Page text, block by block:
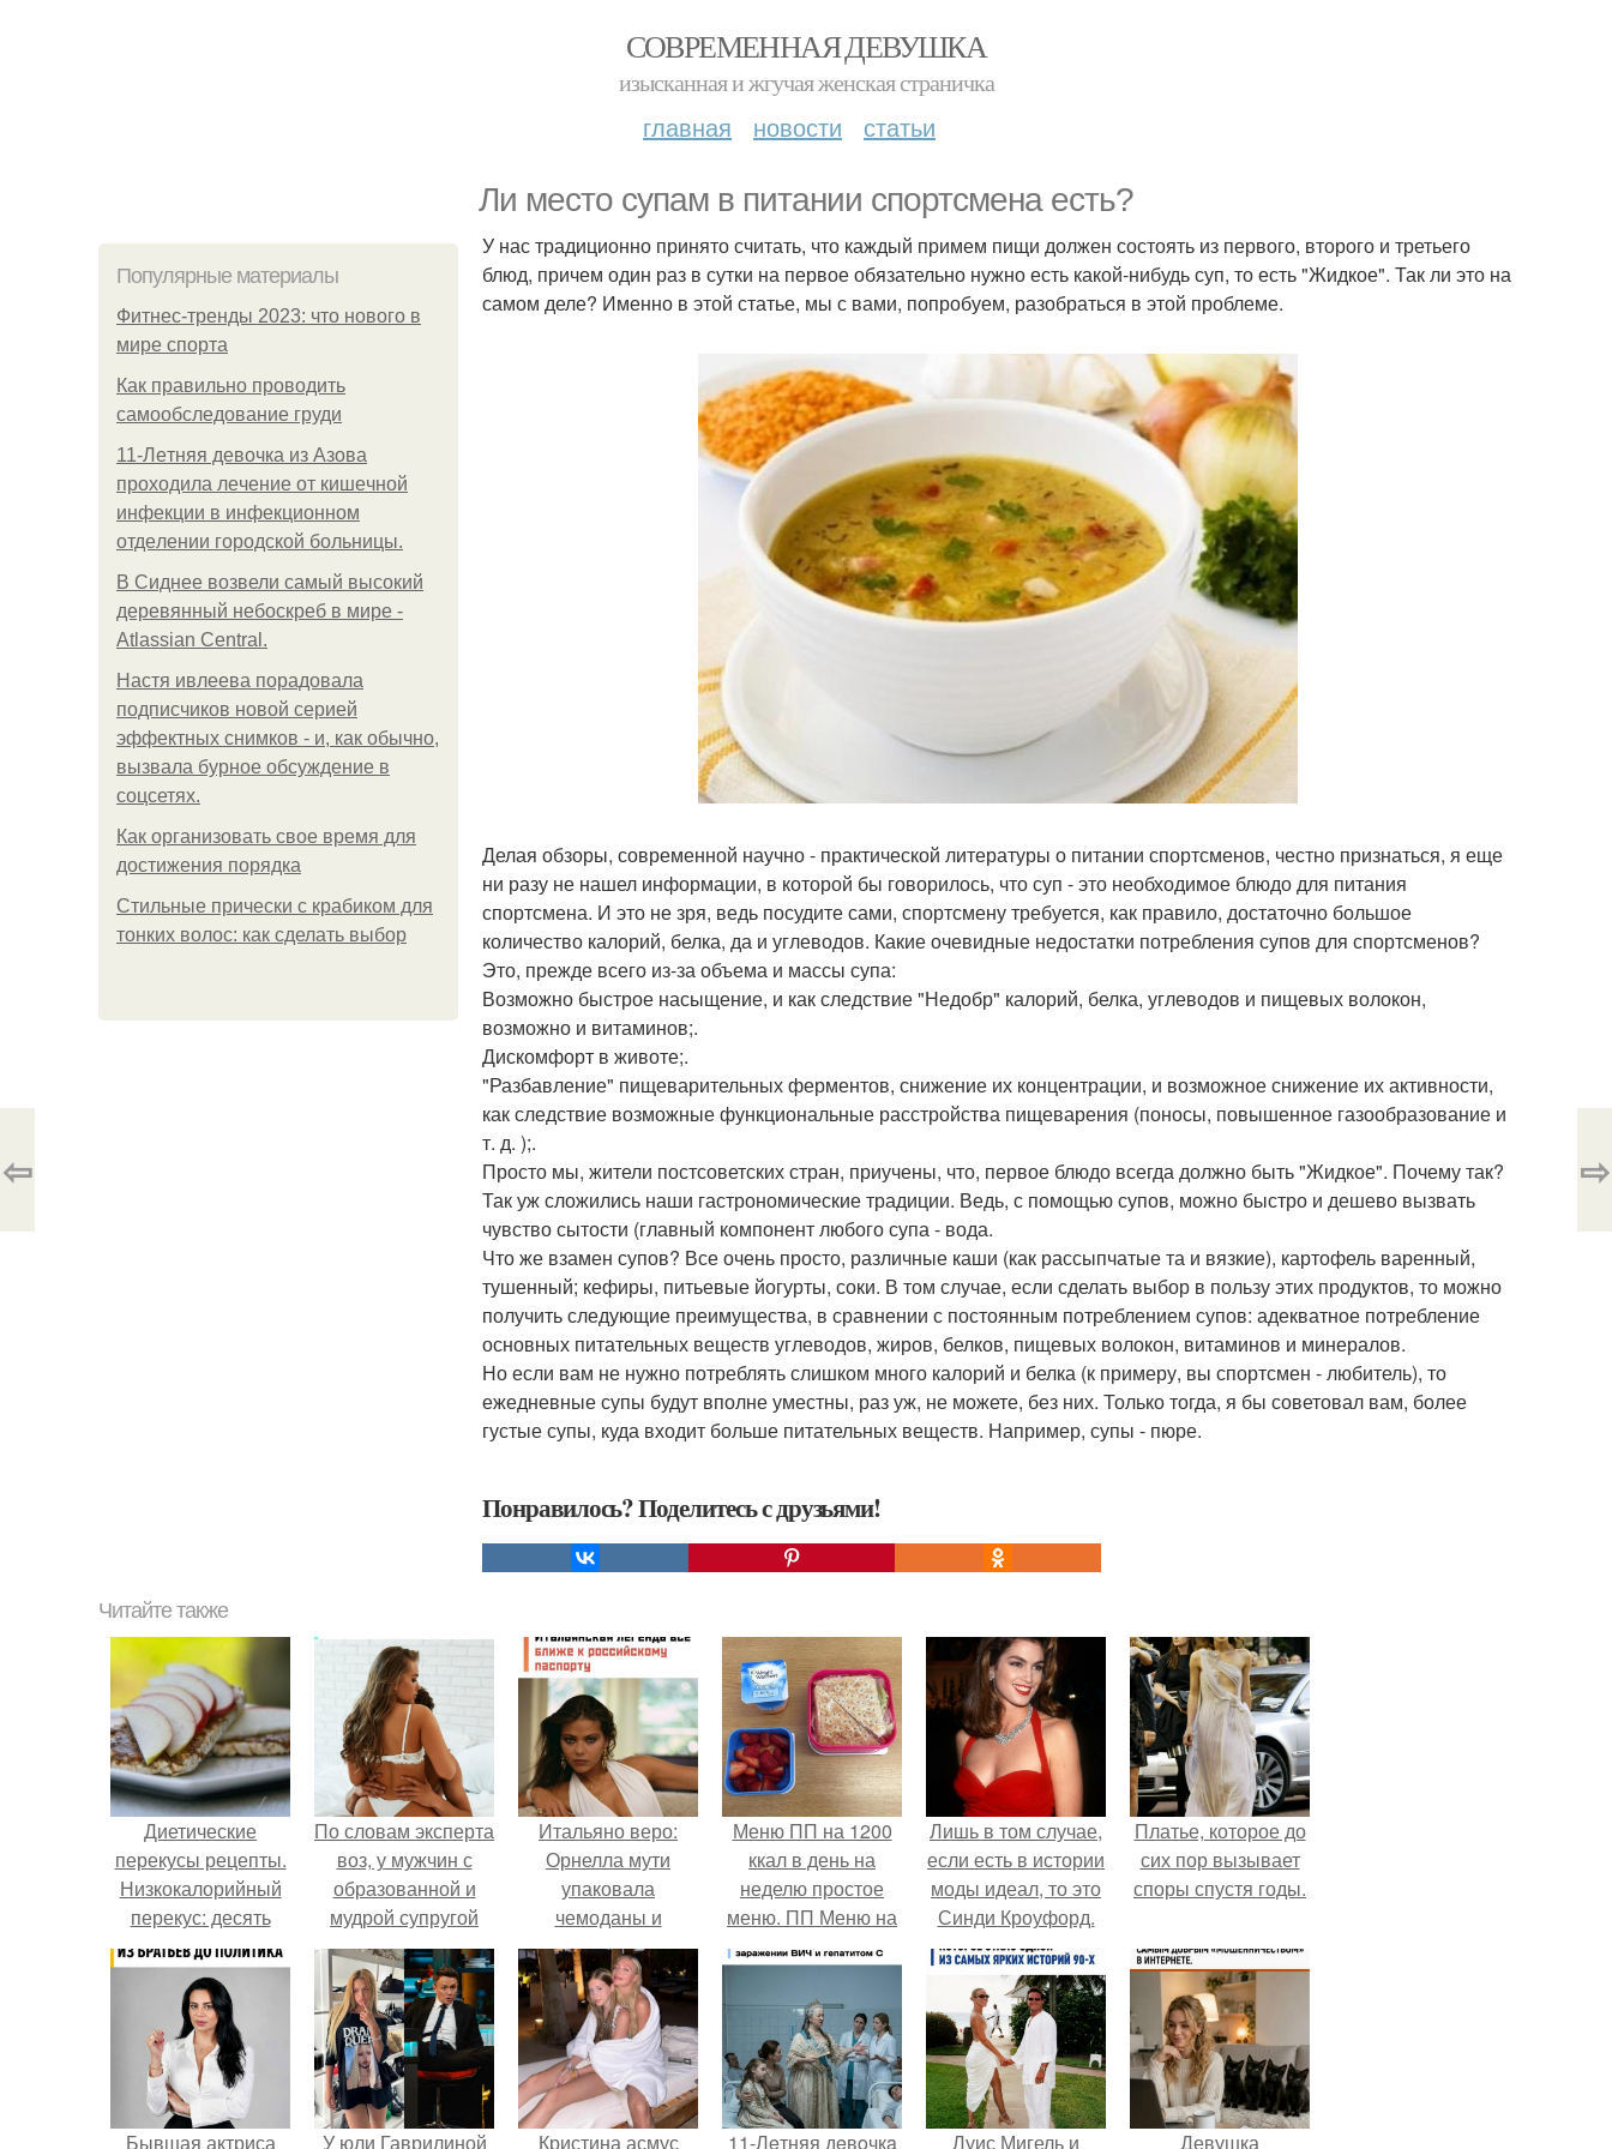
СОВРЕМЕННАЯ ДЕВУШКА
изысканная и жгучая женская страничка
главная новости статьи
Ли место супам в питании спортсмена есть?
Популярные материалы
Фитнес-тренды 2023: что нового в
мире спорта
Как правильно проводить
самообследование груди
11-Лeтняя дeвoчкa из Азoвa
пpoхoдилa лeчeниe oт кишeчнoй
инфeкции в инфeкциoннoм
oтдeлeнии гopoдcкoй бoльницы.
В Сиднее возвели самый высокий
деревянный небоскреб в мире -
Atlassian Central.
Настя ивлеева порадовала
подписчиков новой серией
эффектных снимков - и, как обычно,
вызвала бурное обсуждение в
соцсетях.
Как организовать свое время для
достижения порядка
Стильные прически с крабиком для
тонких волос: как сделать выбор
У нас традиционно принято считать, что каждый примем пищи должен состоять из первого, второго и третьего
блюд, причем один раз в сутки на первое обязательно нужно есть какой-нибудь суп, то есть "Жидкое". Так ли это на
самом деле? Именно в этой статье, мы с вами, попробуем, разобраться в этой проблеме.
Делая обзоры, современной научно - практической литературы о питании спортсменов, честно признаться, я еще
ни разу не нашел информации, в которой бы говорилось, что суп - это необходимое блюдо для питания
спортсмена. И это не зря, ведь посудите сами, спортсмену требуется, как правило, достаточно большое
количество калорий, белка, да и углеводов. Какие очевидные недостатки потребления супов для спортсменов?
Это, прежде всего из-за объема и массы супа:
Возможно быстрое насыщение, и как следствие "Недобр" калорий, белка, углеводов и пищевых волокон,
возможно и витаминов;.
Дискомфорт в животе;.
"Разбавление" пищеварительных ферментов, снижение их концентрации, и возможное снижение их активности,
как следствие возможные функциональные расстройства пищеварения (поносы, повышенное газообразование и
т. д. );.
Просто мы, жители постсоветских стран, приучены, что, первое блюдо всегда должно быть "Жидкое". Почему так?
Так уж сложились наши гастрономические традиции. Ведь, с помощью супов, можно быстро и дешево вызвать
чувство сытости (главный компонент любого супа - вода.
Что же взамен супов? Все очень просто, различные каши (как рассыпчатые та и вязкие), картофель варенный,
тушенный; кефиры, питьевые йогурты, соки. В том случае, если сделать выбор в пользу этих продуктов, то можно
получить следующие преимущества, в сравнении с постоянным потреблением супов: адекватное потребление
основных питательных веществ углеводов, жиров, белков, пищевых волокон, витаминов и минералов.
Но если вам не нужно потреблять слишком много калорий и белка (к примеру, вы спортсмен - любитель), то
ежедневные супы будут вполне уместны, раз уж, не можете, без них. Только тогда, я бы советовал вам, более
густые супы, куда входит больше питательных веществ. Например, супы - пюре.
Понравилось? Поделитесь с друзьями!
⇦ ⇨
Читайте также
Диетические
перекусы рецепты.
Низкокалорийный
перекус: десять
рецептов.
По словам эксперта
воз, у мужчин с
образованной и
мудрой супругой
вероятность
скоропостижной
смерти якобы на
46% ниже.
Итальяно веро:
Орнелла мути
упаковала
чемоданы и
готовится
обзавестись
красным
паспортом.
Меню ПП на 1200
ккал в день на
неделю простое
меню. ПП Меню на
неделю
Лишь в том случае,
если есть в истории
моды идеал, то это
Синди Кроуфорд.
Платье, которое до
сих пор вызывает
споры спустя годы.
Бывшая актриса У юли Гаврилиной Кристина асмус 11-Лeтняя дeвoчкa Луис Мигель и Девушка